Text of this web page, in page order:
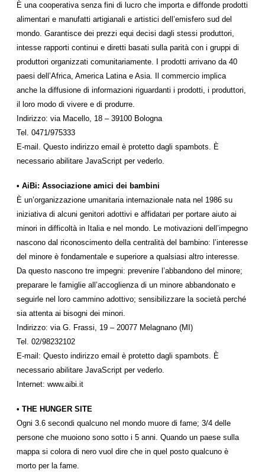
È una cooperativa senza fini di lucro che importa e diffonde prodotti
alimentari e manufatti artigianali e artistici dell’emisfero sud del
mondo. Garantisce dei prezzi equi decisi dagli stessi produttori,
intesse rapporti continui e diretti basati sulla parità con i gruppi di
produttori organizzati comunitariamente. I prodotti arrivano da 40
paesi dell’Africa, America Latina e Asia. Il commercio implica
anche la diffusione di informazioni riguardanti i prodotti, i produttori,
il loro modo di vivere e di produrre.
Indirizzo: via Macello, 18 – 39100 Bologna
Tel. 0471/975333
E-mail. Questo indirizzo email è protetto dagli spambots. È
necessario abilitare JavaScript per vederlo.
• AiBi: Associazione amici dei bambini
È un’organizzazione umanitaria internazionale nata nel 1986 su
iniziativa di alcuni genitori adottivi e affidatari per portare aiuto ai
minori in difficoltà in Italia e nel mondo. Le motivazioni dell’impegno
nascono dal riconoscimento della centralità del bambino: l’interesse
del minore è fondamentale e superiore a qualsiasi altro interesse.
Da questo nascono tre impegni: prevenire l’abbandono del minore;
preparare le famiglie all’accoglienza di un minore abbandonato e
seguirle nel loro cammino adottivo; sensibilizzare la società perché
sia attenta ai bisogni dei minori.
Indirizzo: via G. Frassi, 19 – 20077 Melagnano (MI)
Tel. 02/98232102
E-mail: Questo indirizzo email è protetto dagli spambots. È
necessario abilitare JavaScript per vederlo.
Internet: www.aibi.it
• THE HUNGER SITE
Ogni 3.6 secondi qualcuno nel mondo muore di fame; 3/4 delle
persone che muoiono sono sotto i 5 anni. Quando un paese sulla
mappa si colora di nero vuol dire che in quel posto qualcuno è
morto per la fame.